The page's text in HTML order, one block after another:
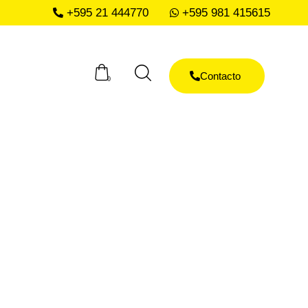
+595 21 444770 +595 981 415615
0 Contacto